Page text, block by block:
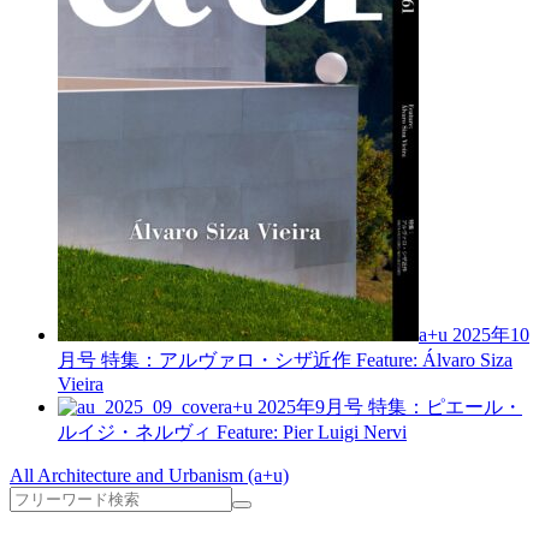
a+u 2025年10
月号 特集：アルヴァロ・シザ近作 Feature: Álvaro Siza
Vieira
a+u 2025年9月号 特集：ピエール・
ルイジ・ネルヴィ Feature: Pier Luigi Nervi
All Architecture and Urbanism (a+u)